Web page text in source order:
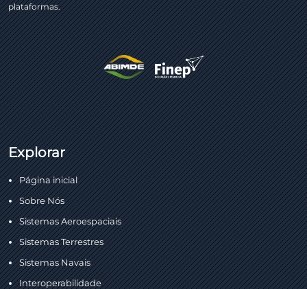
plataformas.
Explorar
Página inicial
Sobre Nós
Sistemas Aeroespaciais
Sistemas Terrestres
Sistemas Navais
Interoperabilidade